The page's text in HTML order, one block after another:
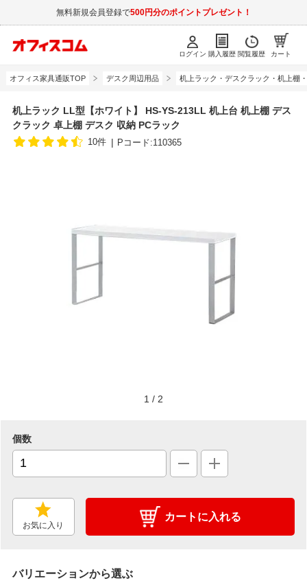
無料新規会員登録で500円分のポイントプレゼント！
ログイン 購入履歴 閲覧履歴 カート
オフィス家具通販TOP デスク周辺用品 机上ラック・デスクラック・机上棚
机上ラック LL型【ホワイト】 HS-YS-213LL 机上台 机上棚 デス
クラック 卓上棚 デスク 収納 PCラック
10件 Pコード:110365
1 / 2
個数
お気に入り
カートに入れる
バリエーションから選ぶ